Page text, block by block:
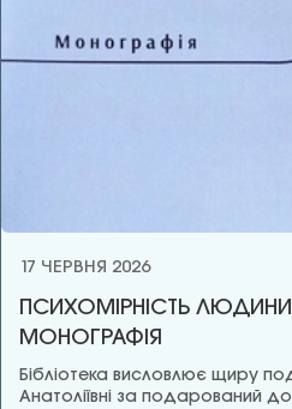
17 ЧЕРВНЯ 2026
ПСИХОМІРНІСТЬ ЛЮДИНИ
МОНОГРАФІЯ
Бібліотека висловлює щиру
Анатоліївні за подарований